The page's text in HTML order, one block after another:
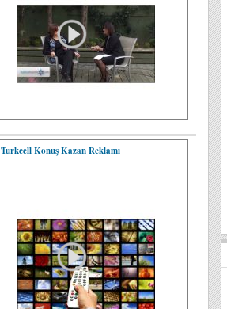
Turkcell Konuş Kazan Reklamı